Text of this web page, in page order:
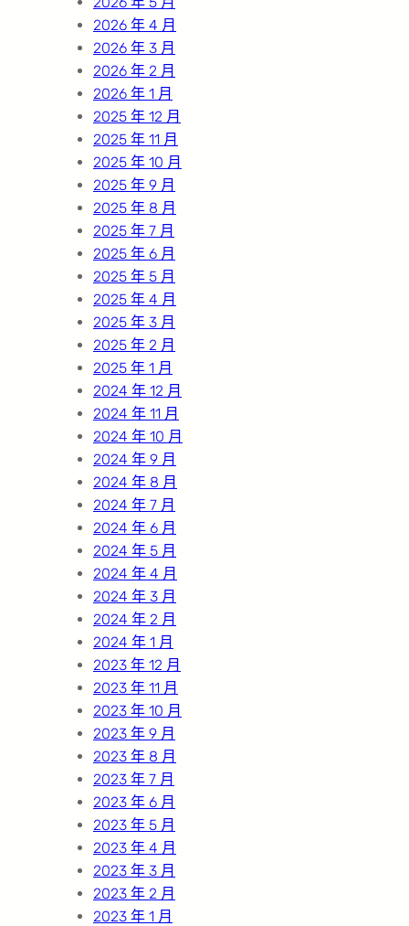
2026 年 4 月
2026 年 3 月
2026 年 2 月
2026 年 1 月
2025 年 12 月
2025 年 11 月
2025 年 10 月
2025 年 9 月
2025 年 8 月
2025 年 7 月
2025 年 6 月
2025 年 5 月
2025 年 4 月
2025 年 3 月
2025 年 2 月
2025 年 1 月
2024 年 12 月
2024 年 11 月
2024 年 10 月
2024 年 9 月
2024 年 8 月
2024 年 7 月
2024 年 6 月
2024 年 5 月
2024 年 4 月
2024 年 3 月
2024 年 2 月
2024 年 1 月
2023 年 12 月
2023 年 11 月
2023 年 10 月
2023 年 9 月
2023 年 8 月
2023 年 7 月
2023 年 6 月
2023 年 5 月
2023 年 4 月
2023 年 3 月
2023 年 2 月
2023 年 1 月